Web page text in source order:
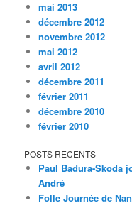
mai 2013
décembre 2012
novembre 2012
mai 2012
avril 2012
décembre 2011
février 2011
décembre 2010
février 2010
POSTS RECENTS
Paul Badura-Skoda
André
Folle Journée de